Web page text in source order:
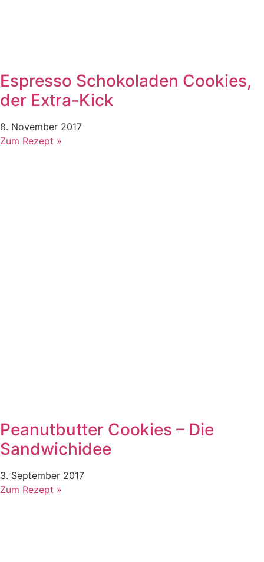
Espresso Schokoladen Cookies,
der Extra-Kick
8. November 2017
Zum Rezept »
Peanutbutter Cookies – Die
Sandwichidee
3. September 2017
Zum Rezept »